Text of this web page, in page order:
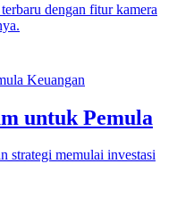
dengan fitur kamera
Keuangan
untuk Pemula
strategi memulai investasi